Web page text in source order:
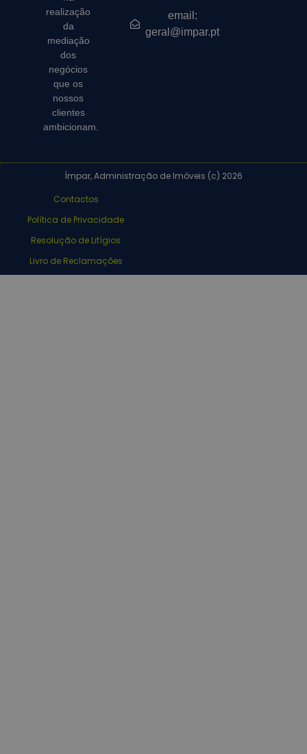
realização
da
mediação
dos
negócios
que os
nossos
clientes
ambicionam.
email:
geral@impar.pt
Ímpar, Administração de Imóveis (c) 2026
Contactos
Política de Privacidade
Resolução de Litígios
Livro de Reclamações